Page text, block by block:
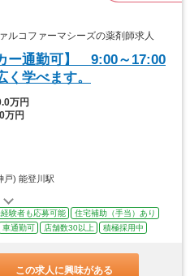
コファーマシーズの薬剤師求人
ー通勤可】 9:00～17:00
学べます。
万円
万円
戸) 能登川駅
験者も応募可能
住宅補助（手当）あり
車通勤可 店舗数30以上 積極採用中
この求人に興味がある